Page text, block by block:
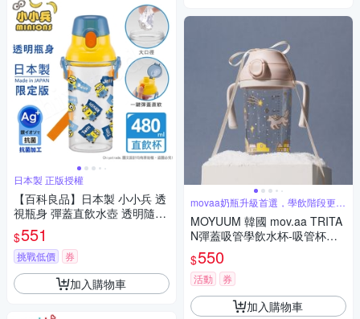
日本製 正版授權
【百科良品】日本製 小小兵 透
視瓶身 彈蓋直飲水壺 透明隨身
瓶 抗菌加工 480ML(附背帶)
$551
挑戰低價 券
加入購物車
movaa奶瓶升級首選，學飲階段更自
MOYUUM 韓國 mov.aa TRITA
N彈蓋吸管學飲水杯-吸管杯蓋
套件組
$550
活動 券
加入購物車